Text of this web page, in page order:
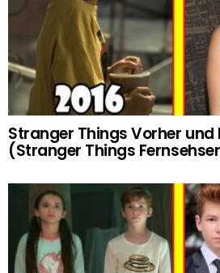
Stranger Things Vorher und
(Stranger Things